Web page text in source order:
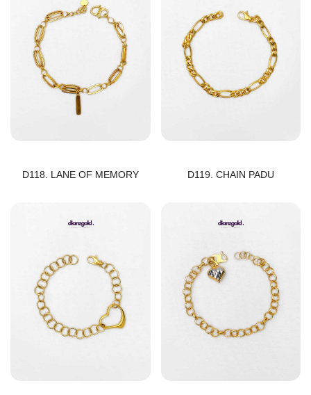
D118. LANE OF MEMORY D119. CHAIN PADU